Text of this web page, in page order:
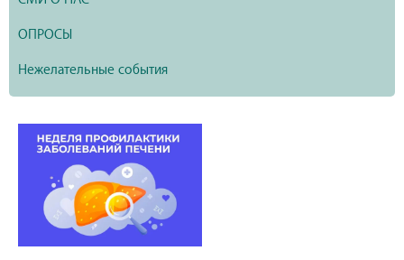
ОПРОСЫ
Нежелательные события